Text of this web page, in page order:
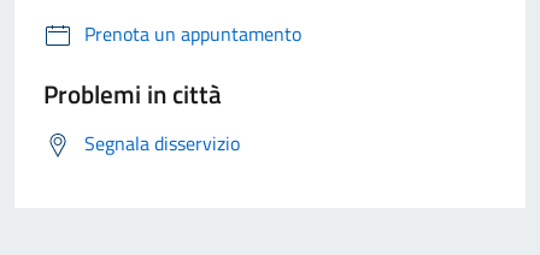
Prenota un appuntamento
Problemi in città
Segnala disservizio